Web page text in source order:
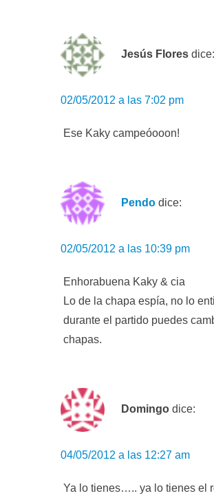
Jesús Flores dice:
02/05/2012 a las 7:02 pm
Ese Kaky campeóooon!
Pendo dice:
02/05/2012 a las 10:39 pm
Enhorabuena Kaky & cia
Lo de la chapa espía, no lo
durante el partido puedes
chapas.
Domingo dice:
04/05/2012 a las 12:27 am
Ya lo tienes….. ya lo tienes el